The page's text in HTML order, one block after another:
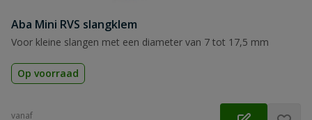
Aba Mini RVS slangklem
Voor kleine slangen met een diameter van 7 tot 17,5 mm
Op voorraad
vanaf